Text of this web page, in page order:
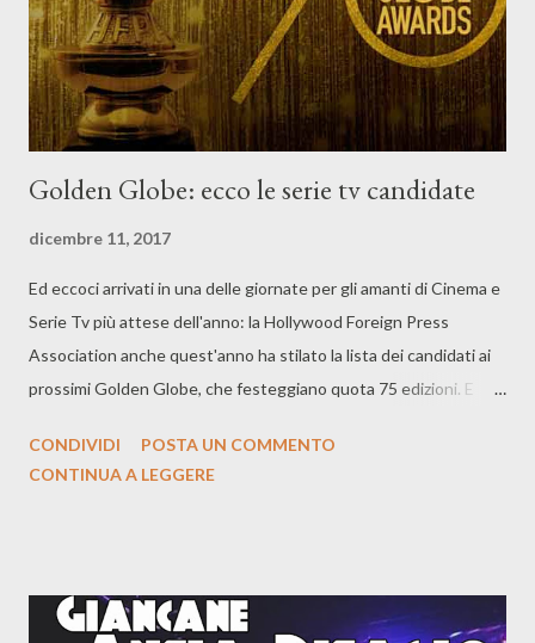
Golden Globe: ecco le serie tv candidate
dicembre 11, 2017
Ed eccoci arrivati in una delle giornate per gli amanti di Cinema e
Serie Tv più attese dell'anno: la Hollywood Foreign Press
Association anche quest'anno ha stilato la lista dei candidati ai
prossimi Golden Globe, che festeggiano quota 75 edizioni. E
nominata, con 11 candidature complessive, la Netflix segue con
attore protagonista in una miniserie per “The Young Pope” di
CONDIVIDI
POSTA UN COMMENTO
CONTINUA A LEGGERE